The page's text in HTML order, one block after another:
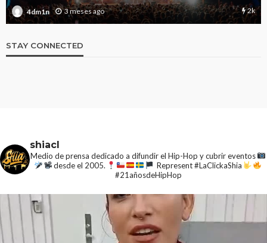
4dm1n 3 meses ago 375
STAY CONNECTED
shiacl
Medio de prensa dedicado a difundir el Hip-Hop y cubrir eventos
desde el 2005.
Represent #LaClickaShia
#21añosdeHipHop